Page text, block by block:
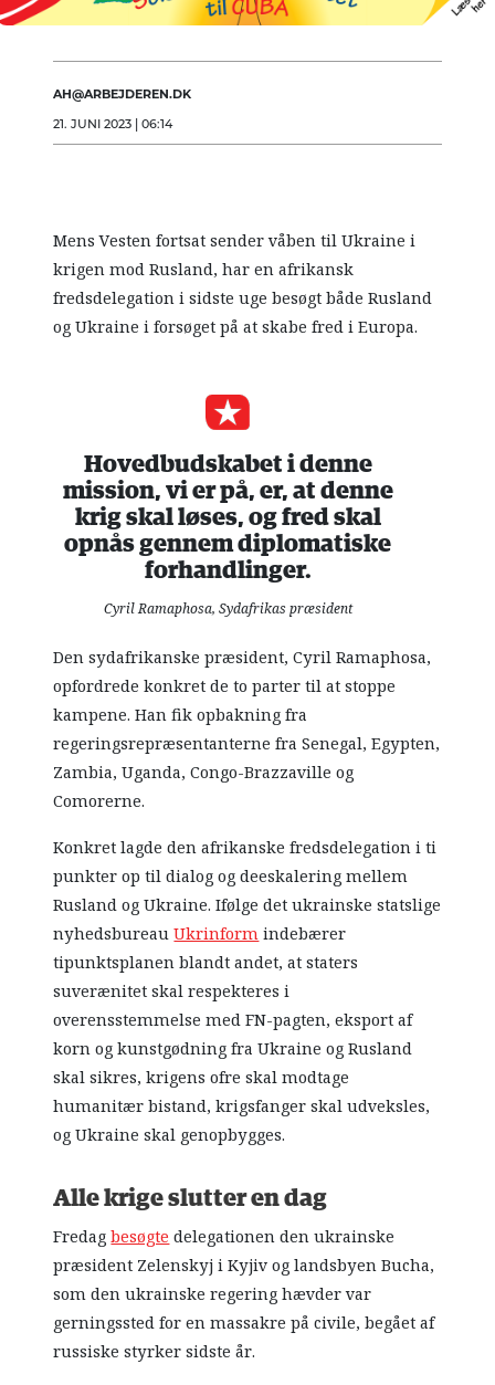
AH@ARBEJDEREN.DK
21. JUNI 2023 | 06:14
Mens Vesten fortsat sender våben til Ukraine i
krigen mod Rusland, har en afrikansk
fredsdelegation i sidste uge besøgt både Rusland
og Ukraine i forsøget på at skabe fred i Europa.
Hovedbudskabet i denne
mission, vi er på, er, at denne
krig skal løses, og fred skal
opnås gennem diplomatiske
forhandlinger.
Cyril Ramaphosa, Sydafrikas præsident
Den sydafrikanske præsident, Cyril Ramaphosa,
opfordrede konkret de to parter til at stoppe
kampene. Han fik opbakning fra
regeringsrepræsentanterne fra Senegal, Egypten,
Zambia, Uganda, Congo-Brazzaville og
Comorerne.
Konkret lagde den afrikanske fredsdelegation i ti
punkter op til dialog og deeskalering mellem
Rusland og Ukraine. Ifølge det ukrainske statslige
nyhedsbureauUkrinformindebærer
tipunktsplanen blandt andet, at staters
suverænitet skal respekteres i
overensstemmelse med FN-pagten, eksport af
korn og kunstgødning fra Ukraine og Rusland
skal sikres, krigens ofre skal modtage
humanitær bistand, krigsfanger skal udveksles,
og Ukraine skal genopbygges.
Alle krige slutter en dag
Fredagbesøgte delegationen den ukrainske
præsident Zelenskyj i Kyjiv og landsbyen Bucha,
som den ukrainske regering hævder var
gerningssted for en massakre på civile, begået af
russiske styrker sidste år.